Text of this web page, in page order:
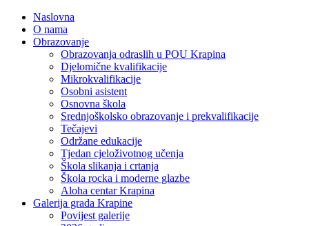
Naslovna
O nama
Obrazovanje
Obrazovanja odraslih u POU Krapina
Djelomične kvalifikacije
Mikrokvalifikacije
Osobni asistent
Osnovna škola
Srednjoškolsko obrazovanje i prekvalifikacije
Tečajevi
Održane edukacije
Tjedan cjeloživotnog učenja
Škola slikanja i crtanja
Škola rocka i moderne glazbe
Aloha centar Krapina
Galerija grada Krapine
Povijest galerije